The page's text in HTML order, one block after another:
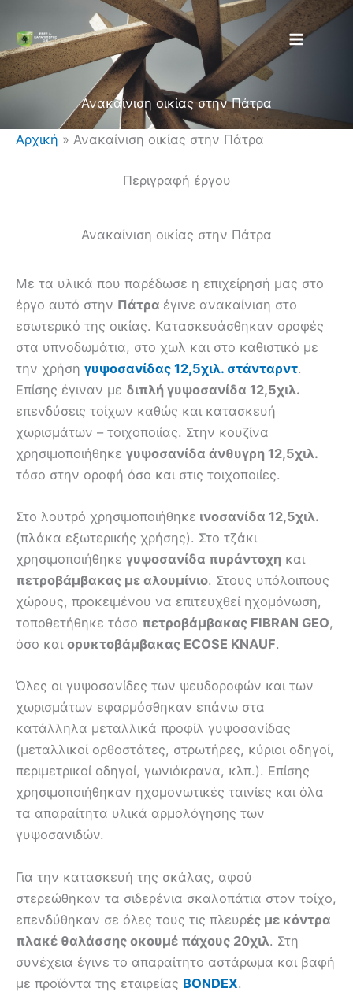
στο
περιεχόμενο
Ανακαίνιση οικίας στην Πάτρα
Αρχική » Ανακαίνιση οικίας στην Πάτρα
Περιγραφή έργου
Ανακαίνιση οικίας στην Πάτρα
Με τα υλικά που παρέδωσε η επιχείρησή μας στο
έργο αυτό στην Πάτρα έγινε ανακαίνιση στο
εσωτερικό της οικίας. Κατασκευάσθηκαν οροφές
στα υπνοδωμάτια, στο χωλ και στο καθιστικό με
την χρήση γυψοσανίδας 12,5χιλ. στάνταρντ.
Επίσης έγιναν με διπλή γυψοσανίδα 12,5χιλ.
επενδύσεις τοίχων καθώς και κατασκευή
χωρισμάτων – τοιχοποιίας. Στην κουζίνα
χρησιμοποιήθηκε γυψοσανίδα άνθυγρη 12,5χιλ.
τόσο στην οροφή όσο και στις τοιχοποιίες.
Στο λουτρό χρησιμοποιήθηκε ινοσανίδα 12,5χιλ.
(πλάκα εξωτερικής χρήσης). Στο τζάκι
χρησιμοποιήθηκε γυψοσανίδα πυράντοχη και
πετροβάμβακας με αλουμίνιο. Στους υπόλοιπους
χώρους, προκειμένου να επιτευχθεί ηχομόνωση,
τοποθετήθηκε τόσο πετροβάμβακας FIBRAN GEO,
όσο και ορυκτοβάμβακας ECOSE KNAUF.
Όλες οι γυψοσανίδες των ψευδοροφών και των
χωρισμάτων εφαρμόσθηκαν επάνω στα
κατάλληλα μεταλλικά προφίλ γυψοσανίδας
(μεταλλικοί ορθοστάτες, στρωτήρες, κύριοι οδηγοί,
περιμετρικοί οδηγοί, γωνιόκρανα, κλπ.). Επίσης
χρησιμοποιήθηκαν ηχομονωτικές ταινίες και όλα
τα απαραίτητα υλικά αρμολόγησης των
γυψοσανιδών.
Για την κατασκευή της σκάλας, αφού
στερεώθηκαν τα σιδερένια σκαλοπάτια στον τοίχο,
επενδύθηκαν σε όλες τους τις πλευρές με κόντρα
πλακέ θαλάσσης οκουμέ πάχους 20χιλ. Στη
συνέχεια έγινε το απαραίτητο αστάρωμα και βαφή
με προϊόντα της εταιρείας BONDEX.